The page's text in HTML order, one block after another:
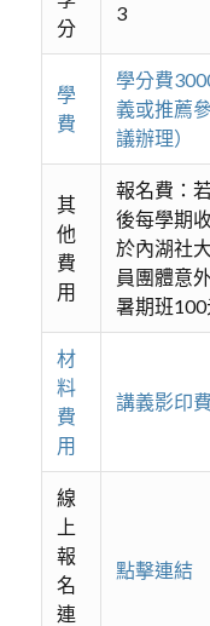
分
3
學
費
學分費
義或推薦
議辦理）
其
他
費
用
報名費：
後每學期
於內湖社
員團體意
暑期班100
材
料
費
用
講義影印
線
上
報
名
連
點擊連結